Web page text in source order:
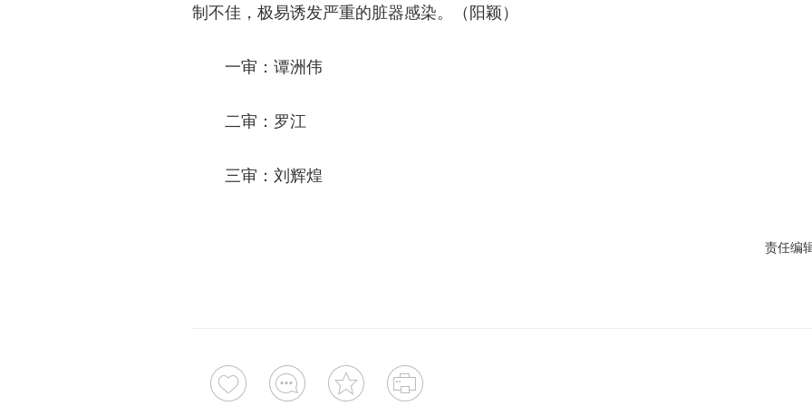
制不佳，极易诱发严重的脏器感染。（阳颖）
一审：谭洲伟
二审：罗江
三审：刘辉煌
责任编